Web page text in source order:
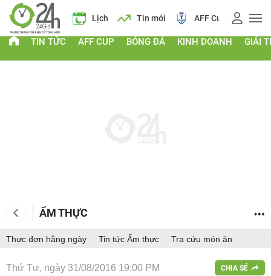
vàng Lịch Tin mới AFF Cup Giá vàng
TIN TỨC AFF CUP BÓNG ĐÁ KINH DOANH GIẢI
ẨM THỰC
Thực đơn hằng ngày Tin tức Ẩm thực Tra cứu món ăn
Thứ Tư, ngày 31/08/2016 19:00 PM CHIA SẺ